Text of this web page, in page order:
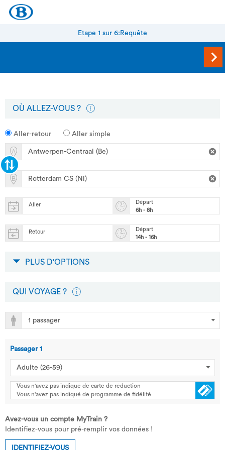
Etape 1 sur 6: Requête
OÙ ALLEZ-VOUS ?
Aller-retour Aller simple
Aller
Départ
6h - 8h
Retour
Départ
14h - 16h
PLUS D'OPTIONS
QUI VOYAGE ?
Passager 1
Vous n'avez pas indiqué de carte de réduction
Vous n'avez pas indiqué de programme de fidélité
Avez-vous un compte MyTrain ?
Identifiez-vous pour pré-remplir vos données !
IDENTIFIEZ-VOUS